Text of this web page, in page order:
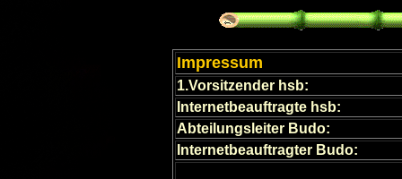
Impressum
1.Vorsitzender hsb:
Internetbeauftragte hsb:
Abteilungsleiter Budo:
Internetbeauftragter Budo: